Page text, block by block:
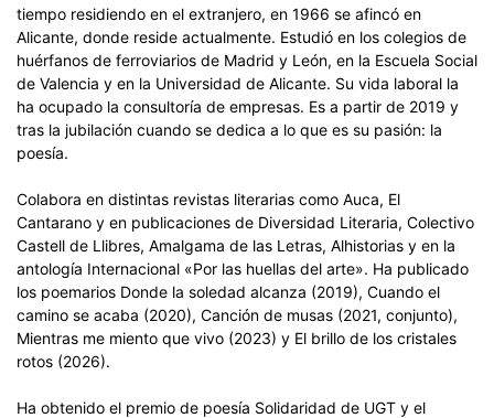
tiempo residiendo en el extranjero, en 1966 se afincó en
Alicante, donde reside actualmente. Estudió en los colegios de
huérfanos de ferroviarios de Madrid y León, en la Escuela Social
de Valencia y en la Universidad de Alicante. Su vida laboral la
ha ocupado la consultoría de empresas. Es a partir de 2019 y
tras la jubilación cuando se dedica a lo que es su pasión: la
poesía.
Colabora en distintas revistas literarias como Auca, El
Cantarano y en publicaciones de Diversidad Literaria, Colectivo
Castell de Llibres, Amalgama de las Letras, Alhistorias y en la
antología Internacional «Por las huellas del arte». Ha publicado
los poemarios Donde la soledad alcanza (2019), Cuando el
camino se acaba (2020), Canción de musas (2021, conjunto),
Mientras me miento que vivo (2023) y El brillo de los cristales
rotos (2026).
Ha obtenido el premio de poesía Solidaridad de UGT y el